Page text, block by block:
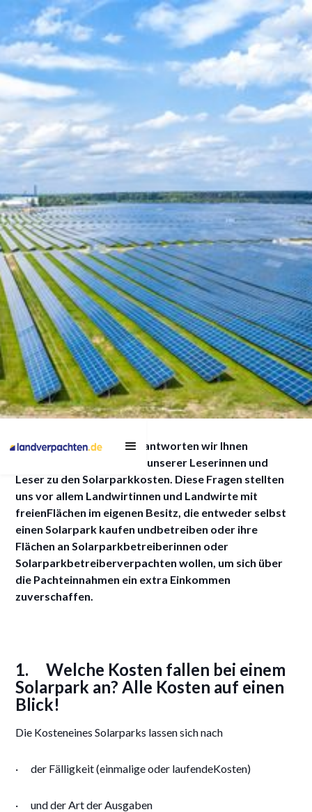
Antworten auf die
wichtigsten 20 Fragen
10/10/2024
In diesem Blogbeitrag beantworten wir Ihnen
diewichtigsten 20 Fragen unserer Leserinnen und
Leser zu den Solarparkkosten. Diese Fragen stellten
uns vor allem Landwirtinnen und Landwirte mit
freienFlächen im eigenen Besitz, die entweder selbst
einen Solarpark kaufen undbetreiben oder ihre
Flächen an Solarparkbetreiberinnen oder
Solarparkbetreiberverpachten wollen, um sich über
die Pachteinnahmen ein extra Einkommen
zuverschaffen.
1. Welche Kosten fallen bei einem
Solarpark an? Alle Kosten auf einen
Blick!
Die Kosteneines Solarparks lassen sich nach
· der Fälligkeit (einmalige oder laufendeKosten)
· und der Art der Ausgaben